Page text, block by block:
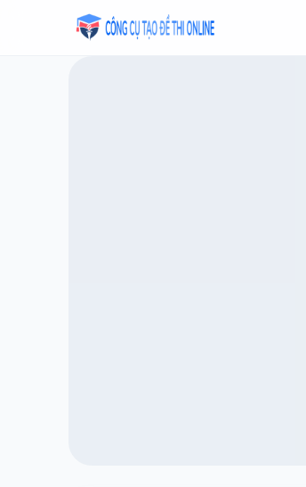
Taodethi.xyz - Tạo đề thi Online miễn phí